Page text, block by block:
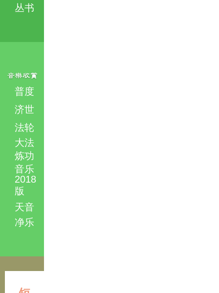
丛书
普度
济世
法轮
大法
炼功
音乐
2018
版
天音
净乐